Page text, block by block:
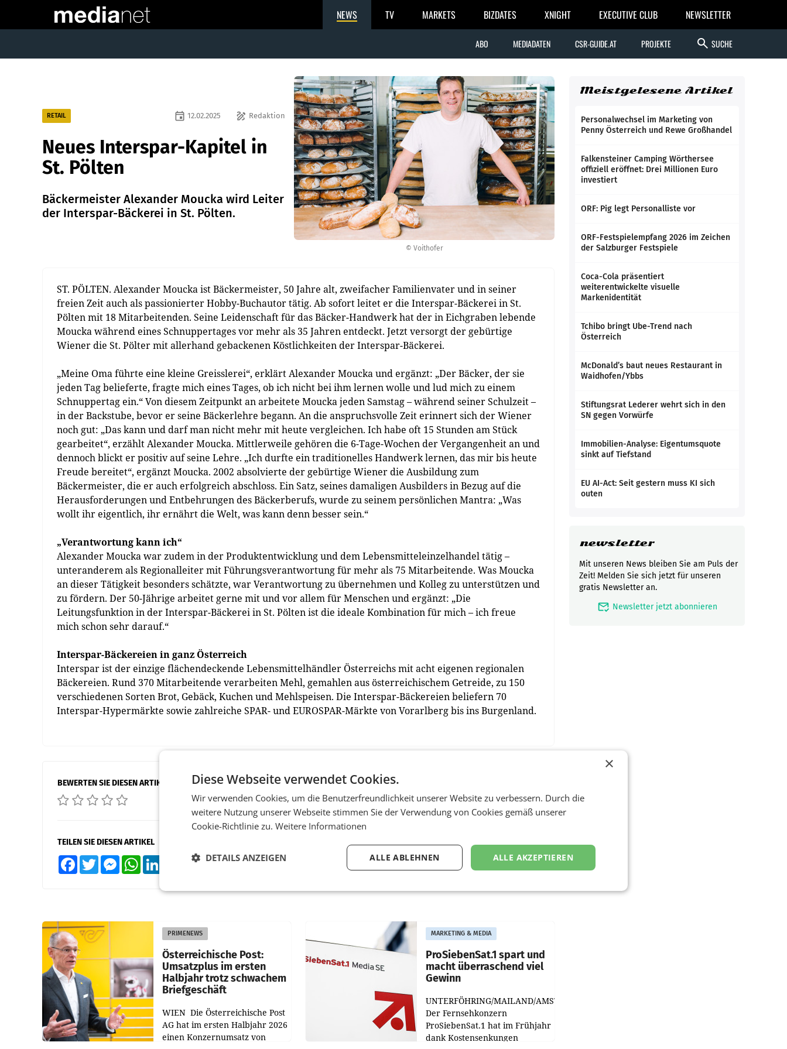
NEWS TV MARKETS BIZDATES XNIGHT EXECUTIVE CLUB NEWSLETTER
ABO MEDIADATEN CSR-GUIDE.AT PROJEKTE search SUCHE
© Voithofer
RETAIL draw Redaktion
event 12.02.2025
Neues Interspar-Kapitel in
St. Pölten
Bäckermeister Alexander Moucka wird Leiter
der Interspar-Bäckerei in St. Pölten.
ST. PÖLTEN. Alexander Moucka ist Bäckermeister, 50 Jahre alt, zweifacher Familienvater und in seiner
freien Zeit auch als passionierter Hobby-Buchautor tätig. Ab sofort leitet er die Interspar-Bäckerei in St.
Pölten mit 18 Mitarbeitenden. Seine Leidenschaft für das Bäcker-Handwerk hat der in Eichgraben lebende
Moucka während eines Schnuppertages vor mehr als 35 Jahren entdeckt. Jetzt versorgt der gebürtige
Wiener die St. Pölter mit allerhand gebackenen Köstlichkeiten der Interspar-Bäckerei.
„Meine Oma führte eine kleine Greisslerei“, erklärt Alexander Moucka und ergänzt: „Der Bäcker, der sie
jeden Tag belieferte, fragte mich eines Tages, ob ich nicht bei ihm lernen wolle und lud mich zu einem
Schnuppertag ein.“ Von diesem Zeitpunkt an arbeitete Moucka jeden Samstag – während seiner Schulzeit –
in der Backstube, bevor er seine Bäckerlehre begann. An die anspruchsvolle Zeit erinnert sich der Wiener
noch gut: „Das kann und darf man nicht mehr mit heute vergleichen. Ich habe oft 15 Stunden am Stück
gearbeitet“, erzählt Alexander Moucka. Mittlerweile gehören die 6-Tage-Wochen der Vergangenheit an und
dennoch blickt er positiv auf seine Lehre. „Ich durfte ein traditionelles Handwerk lernen, das mir bis heute
Freude bereitet“, ergänzt Moucka. 2002 absolvierte der gebürtige Wiener die Ausbildung zum
Bäckermeister, die er auch erfolgreich abschloss. Ein Satz, seines damaligen Ausbilders in Bezug auf die
Herausforderungen und Entbehrungen des Bäckerberufs, wurde zu seinem persönlichen Mantra: „Was
wollt ihr eigentlich, ihr ernährt die Welt, was kann denn besser sein.“
„Verantwortung kann ich“
Alexander Moucka war zudem in der Produktentwicklung und dem Lebensmitteleinzelhandel tätig –
unteranderem als Regionalleiter mit Führungsverantwortung für mehr als 75 Mitarbeitende. Was Moucka
an dieser Tätigkeit besonders schätzte, war Verantwortung zu übernehmen und Kolleg zu unterstützen und
zu fördern. Der 50-Jährige arbeitet gerne mit und vor allem für Menschen und ergänzt: „Die
Leitungsfunktion in der Interspar-Bäckerei in St. Pölten ist die ideale Kombination für mich – ich freue
mich schon sehr darauf.“
Interspar-Bäckereien in ganz Österreich
Interspar ist der einzige flächendeckende Lebensmittelhändler Österreichs mit acht eigenen regionalen
Bäckereien. Rund 370 Mitarbeitende verarbeiten Mehl, gemahlen aus österreichischem Getreide, zu 150
verschiedenen Sorten Brot, Gebäck, Kuchen und Mehlspeisen. Die Interspar-Bäckereien beliefern 70
Interspar-Hypermärkte sowie zahlreiche SPAR- und EUROSPAR-Märkte von Vorarlberg bis ins Burgenland.
BEWERTEN SIE DIESEN ARTIKEL
TEILEN SIE DIESEN ARTIKEL
FacebookTwitter MessengerWhatsApp XING Teilen
PRIMENEWS
Österreichische Post:
Umsatzplus im ersten
Halbjahr trotz schwachem
Briefgeschäft
WIEN Die Österreichische Post
AG hat im ersten Halbjahr 2026
einen Konzernumsatz von
MARKETING & MEDIA
ProSiebenSat.1 spart und
macht überraschend viel
Gewinn
UNTERFÖHRING/MAILAND/AMSTERDAM.
Der Fernsehkonzern
ProSiebenSat.1 hat im Frühjahr
dank Kostensenkungen
Meistgelesene Artikel
Personalwechsel im Marketing von
Penny Österreich und Rewe Großhandel
Falkensteiner Camping Wörthersee
offiziell eröffnet: Drei Millionen Euro
investiert
ORF: Pig legt Personalliste vor
ORF-Festspielempfang 2026 im Zeichen
der Salzburger Festspiele
Coca-Cola präsentiert
weiterentwickelte visuelle
Markenidentität
Tchibo bringt Ube-Trend nach
Österreich
McDonald’s baut neues Restaurant in
Waidhofen/Ybbs
Stiftungsrat Lederer wehrt sich in den
SN gegen Vorwürfe
Immobilien-Analyse: Eigentumsquote
sinkt auf Tiefstand
EU AI-Act: Seit gestern muss KI sich
outen
newsletter
Mit unseren News bleiben Sie am Puls der
Zeit! Melden Sie sich jetzt für unseren
gratis Newsletter an.
mark_email_read Newsletter jetzt abonnieren
×
Diese Webseite verwendet Cookies.
Wir verwenden Cookies, um die Benutzerfreundlichkeit unserer Website zu verbessern. Durch die
weitere Nutzung unserer Webseite stimmen Sie der Verwendung von Cookies gemäß unserer
Cookie-Richtlinie zu. Weitere Informationen
ALLE AKZEPTIEREN
ALLE ABLEHNEN
DETAILS ANZEIGEN